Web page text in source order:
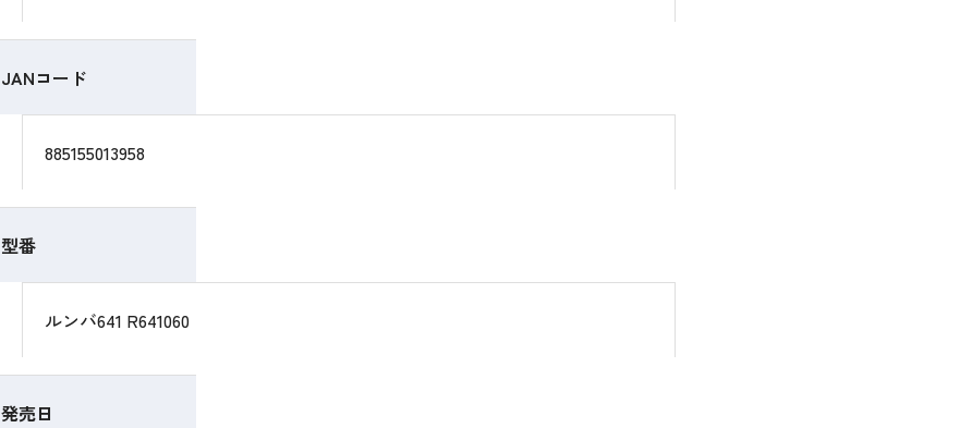
JANコード
885155013958
型番
ルンバ641 R641060
発売日